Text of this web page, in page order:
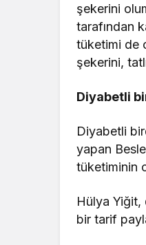
şekerini
tarafından
tüketimi de
şekerini,
Diyabetli
Diyabetli
yapan
tüketiminin
Hülya
bir tarif